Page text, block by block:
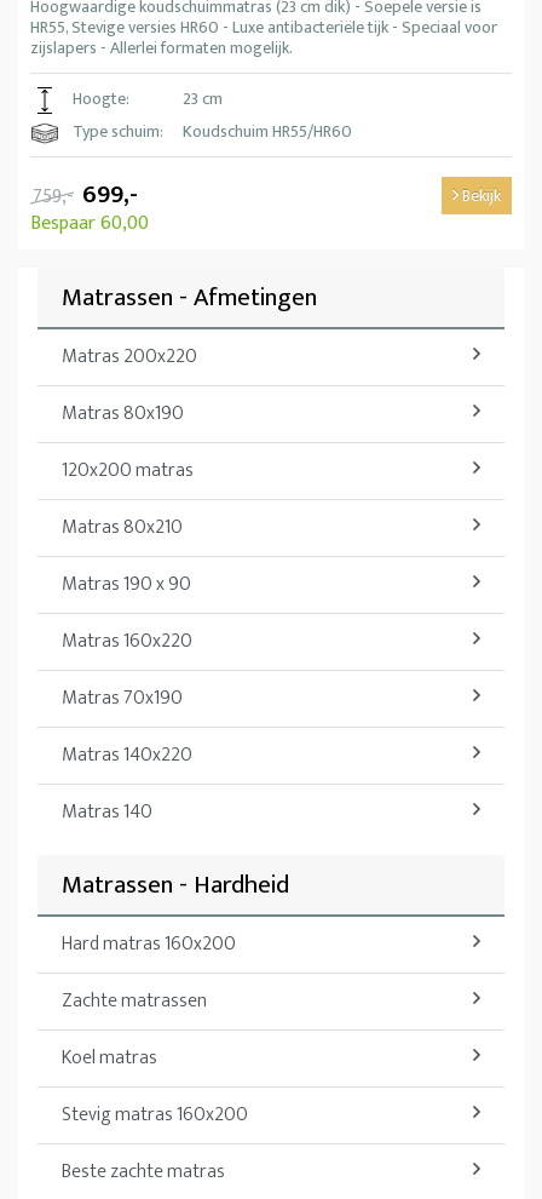
Hoogwaardige koudschuimmatras (23 cm dik) - Soepele versie is
HR55, Stevige versies HR60 - Luxe antibacteriële tijk - Speciaal voor
zijslapers - Allerlei formaten mogelijk.
Hoogte:
23 cm
Type schuim:
Koudschuim HR55/HR60
759,- 699,-
Bespaar 60,00
Bekijk
Matrassen - Afmetingen
Matras 200x220
Matras 80x190
120x200 matras
Matras 80x210
Matras 190 x 90
Matras 160x220
Matras 70x190
Matras 140x220
Matras 140
Matrassen - Hardheid
Hard matras 160x200
Zachte matrassen
Koel matras
Stevig matras 160x200
Beste zachte matras